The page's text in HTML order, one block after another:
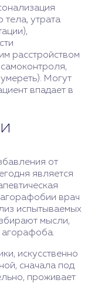
тела, утрата
расстройством
Могут
впадает в
от
является
врач
испытываемых
мысли,
искусственно
сначала под
проживает